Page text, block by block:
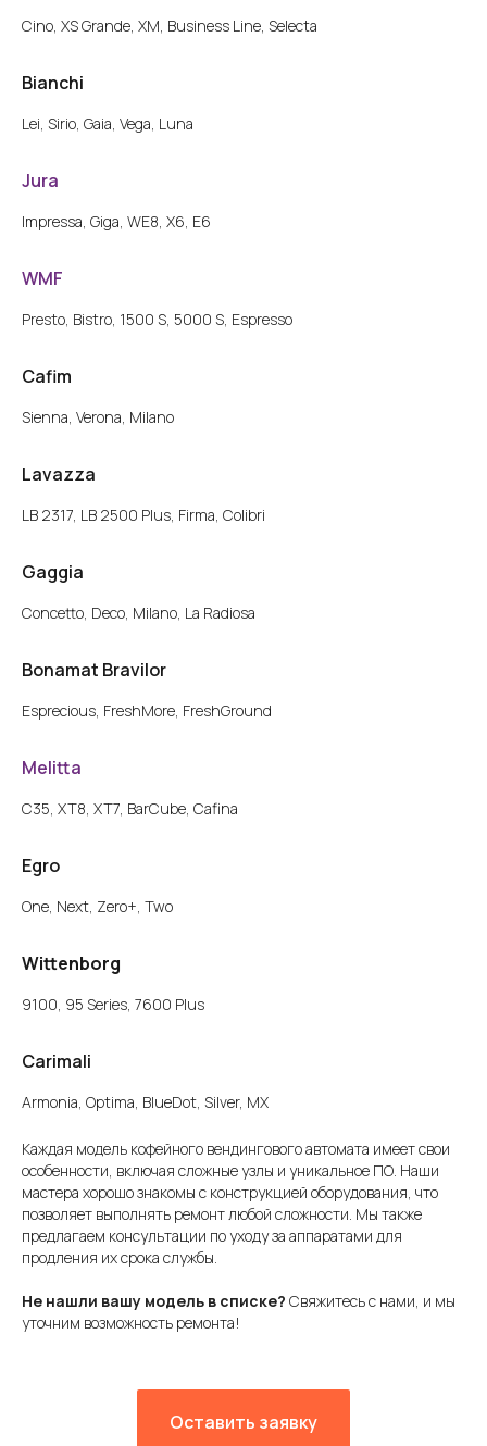
Cino, XS Grande, XM, Business Line, Selecta
Bianchi
Lei, Sirio, Gaia, Vega, Luna
Jura
Impressa, Giga, WE8, X6, E6
WMF
Presto, Bistro, 1500 S, 5000 S, Espresso
Cafim
Sienna, Verona, Milano
Lavazza
LB 2317, LB 2500 Plus, Firma, Colibri
Gaggia
Concetto, Deco, Milano, La Radiosa
Bonamat Bravilor
Esprecious, FreshMore, FreshGround
Melitta
C35, XT8, XT7, BarCube, Cafina
Egro
One, Next, Zero+, Two
Wittenborg
9100, 95 Series, 7600 Plus
Carimali
Armonia, Optima, BlueDot, Silver, MX
Каждая модель кофейного вендингового автомата имеет свои
особенности, включая сложные узлы и уникальное ПО. Наши
мастера хорошо знакомы с конструкцией оборудования, что
позволяет выполнять ремонт любой сложности. Мы также
предлагаем консультации по уходу за аппаратами для
продления их срока службы.
Не нашли вашу модель в списке? Свяжитесь с нами, и мы
уточним возможность ремонта!
Оставить заявку